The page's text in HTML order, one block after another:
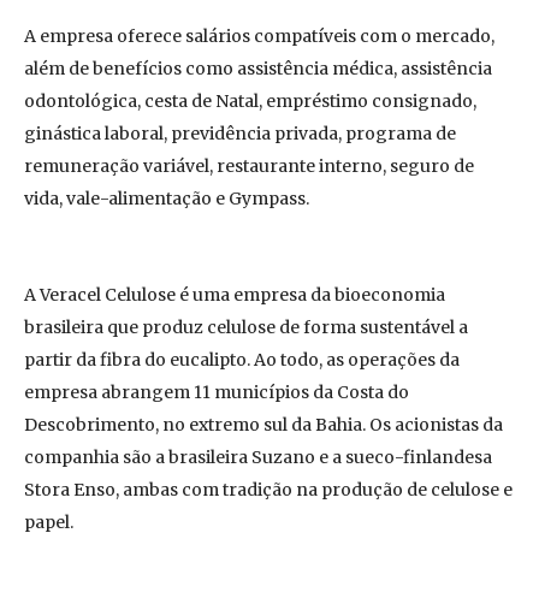
A empresa oferece salários compatíveis com o mercado,
além de benefícios como assistência médica, assistência
odontológica, cesta de Natal, empréstimo consignado,
ginástica laboral, previdência privada, programa de
remuneração variável, restaurante interno, seguro de
vida, vale-alimentação e Gympass.
A Veracel Celulose é uma empresa da bioeconomia
brasileira que produz celulose de forma sustentável a
partir da fibra do eucalipto. Ao todo, as operações da
empresa abrangem 11 municípios da Costa do
Descobrimento, no extremo sul da Bahia. Os acionistas da
companhia são a brasileira Suzano e a sueco-finlandesa
Stora Enso, ambas com tradição na produção de celulose e
papel.